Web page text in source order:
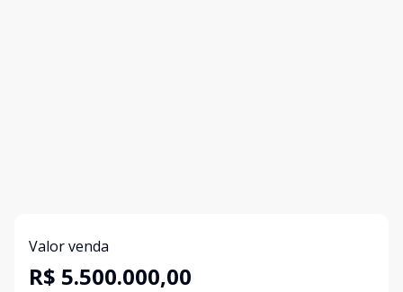
Valor venda
R$ 5.500.000,00